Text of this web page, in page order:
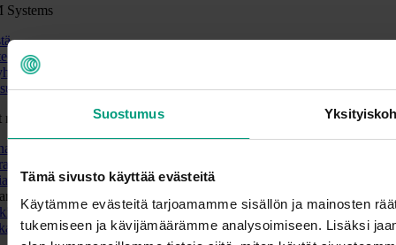
Suostumus
Tämä sivusto käyttää evästeitä
Käytämme evästeitä tarjoamamme sisällön ja mainosten
tukemiseen ja kävijämäärämme analysoimiseen. Lisäksi
Systems